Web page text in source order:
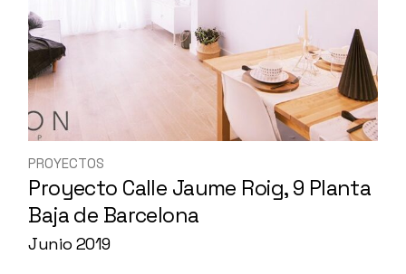
PROYECTOS
Proyecto Calle Jaume Roig, 9 Planta
Baja de Barcelona
Junio 2019